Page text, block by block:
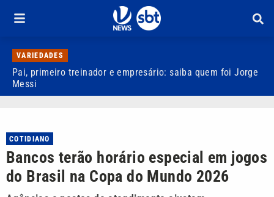
VARIEDADES
Pai, primeiro treinador e empresário: saiba quem foi Jorge
Messi
COTIDIANO
Bancos terão horário especial em jogos
do Brasil na Copa do Mundo 2026